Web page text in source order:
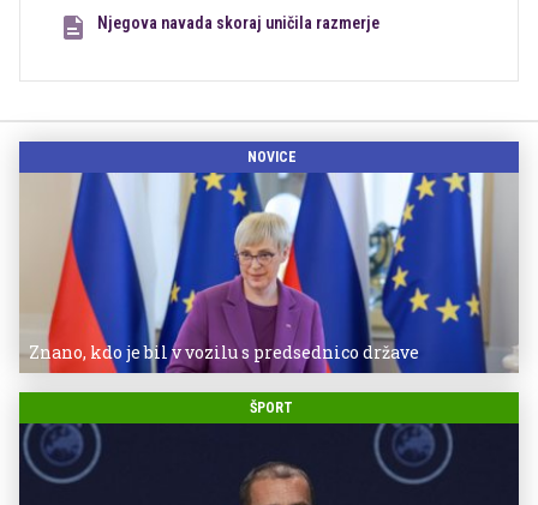
Njegova navada skoraj uničila razmerje
NOVICE
Znano, kdo je bil v vozilu s predsednico države
ŠPORT